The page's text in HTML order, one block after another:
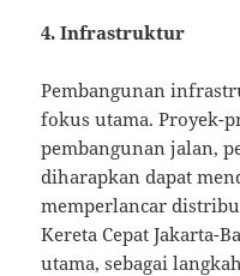
4. Infrastruktur
Pembangunan
fokus utama. Proyek-
pembangunan jalan,
diharapkan dapat
memperlancar
Kereta Cepat Jakarta-
utama, sebagai